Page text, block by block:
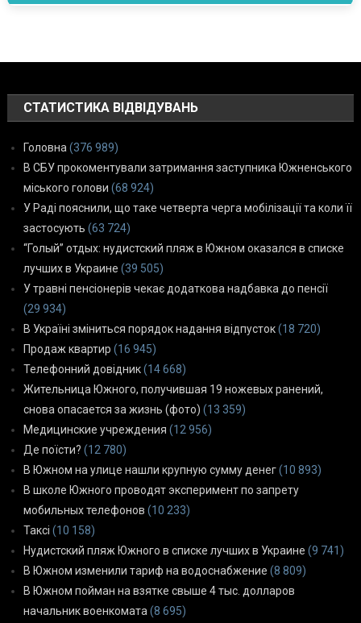
СТАТИСТИКА ВІДВІДУВАНЬ
Головна (376 989)
В СБУ прокоментували затримання заступника Южненського
міського голови (68 924)
У Раді пояснили, що таке четверта черга мобілізації та коли її
застосують (63 724)
“Голый” отдых: нудистский пляж в Южном оказался в списке
лучших в Украине (39 505)
У травні пенсіонерів чекає додаткова надбавка до пенсії
(29 934)
В Україні зміниться порядок надання відпусток(18 720)
Продаж квартир (16 945)
Телефонний довідник(14 668)
Жительница Южного, получившая 19 ножевых ранений,
снова опасается за жизнь (фото) (13 359)
Медицинские учреждения (12 956)
Де поїсти? (12 780)
В Южном на улице нашли крупную сумму денег(10 893)
В школе Южного проводят эксперимент по запрету
мобильных телефонов (10 233)
Таксі (10 158)
Нудистский пляж Южного в списке лучших в Украине (9 741)
В Южном изменили тариф на водоснабжение (8 809)
В Южном пойман на взятке свыше 4 тыс. долларов
начальник военкомата (8 695)